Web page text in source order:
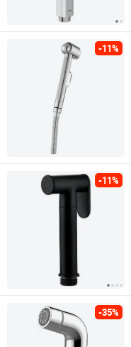
-11%
-11%
-35%